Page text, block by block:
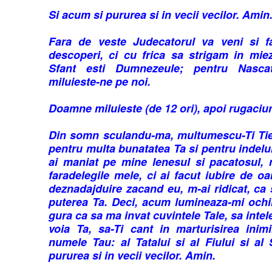
Si acum si pururea si in vecii vecilor. Amin.
Fara de veste Judecatorul va veni si
descoperi, ci cu frica sa strigam in
Sfant esti Dumnezeule; pentru
miluieste-ne pe noi.
Doamne miluieste (de 12 ori), apoi
Din somn sculandu-ma, multumescu-Ti
pentru multa bunatatea Ta si pentru
ai maniat pe mine lenesul si
faradelegile mele, ci ai facut iubire de
deznadajduire zacand eu, m-ai ridicat,
puterea Ta. Deci, acum lumineaza-mi
gura ca sa ma invat cuvintele Tale, sa
voia Ta, sa-Ti cant in marturisirea
numele Tau: al Tatalui si al Fiului si al
pururea si in vecii vecilor. Amin.